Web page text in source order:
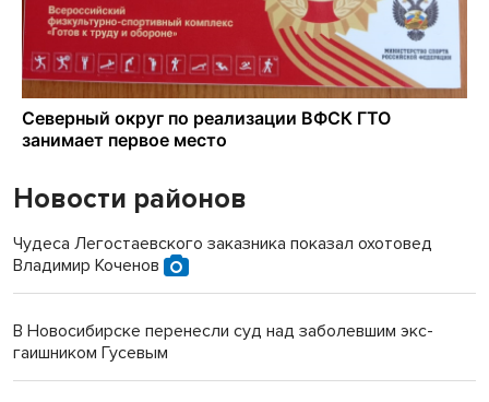
Новости районов
Чудеса Легостаевского заказника показал охотовед
Владимир Коченов
В Новосибирске перенесли суд над заболевшим экс-
гаишником Гусевым